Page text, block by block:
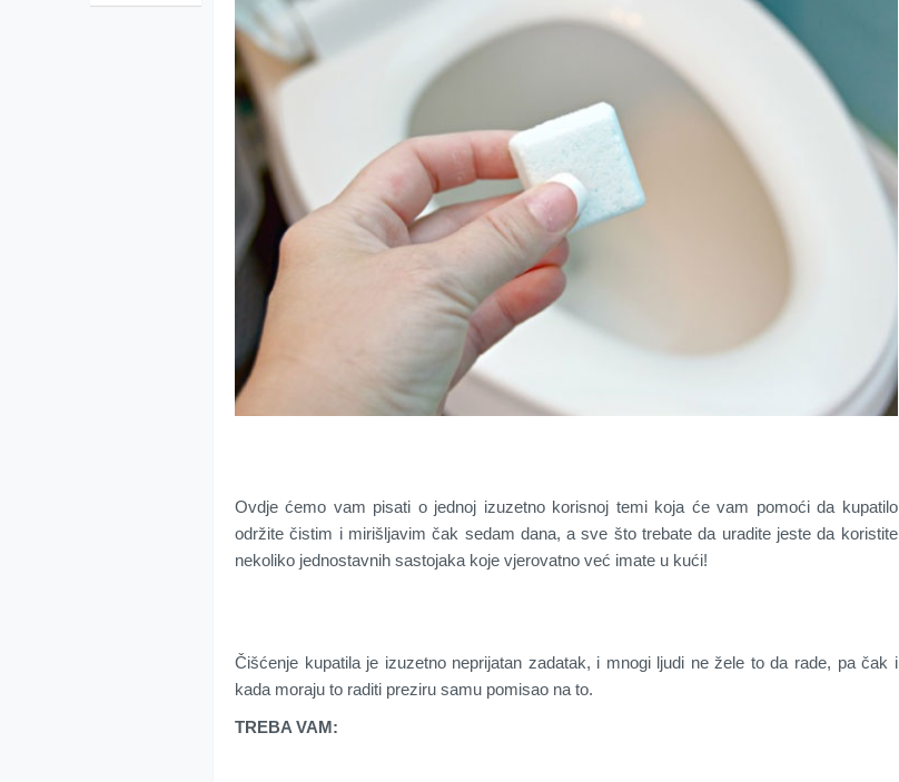
Ovdje ćemo vam pisati o jednoj izuzetno korisnoj temi koja će vam pomoći da kupatilo
održite čistim i mirišljavim čak sedam dana, a sve što trebate da uradite jeste da koristite
nekoliko jednostavnih sastojaka koje vjerovatno već imate u kući!
Čišćenje kupatila je izuzetno neprijatan zadatak, i mnogi ljudi ne žele to da rade, pa čak i
kada moraju to raditi preziru samu pomisao na to.
TREBA VAM: